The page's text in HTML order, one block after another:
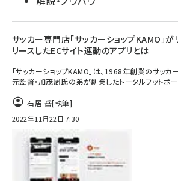
サッカー専門店「サッカーショップKAMO」が
リースしたECサイト連動のアプリとは
「サッカーショップKAMO」は、1968年創業のサッ
元監督・加茂周氏の弟が創業したトータルフットボ
石居 岳[執筆]
2022年11月22日 7:30